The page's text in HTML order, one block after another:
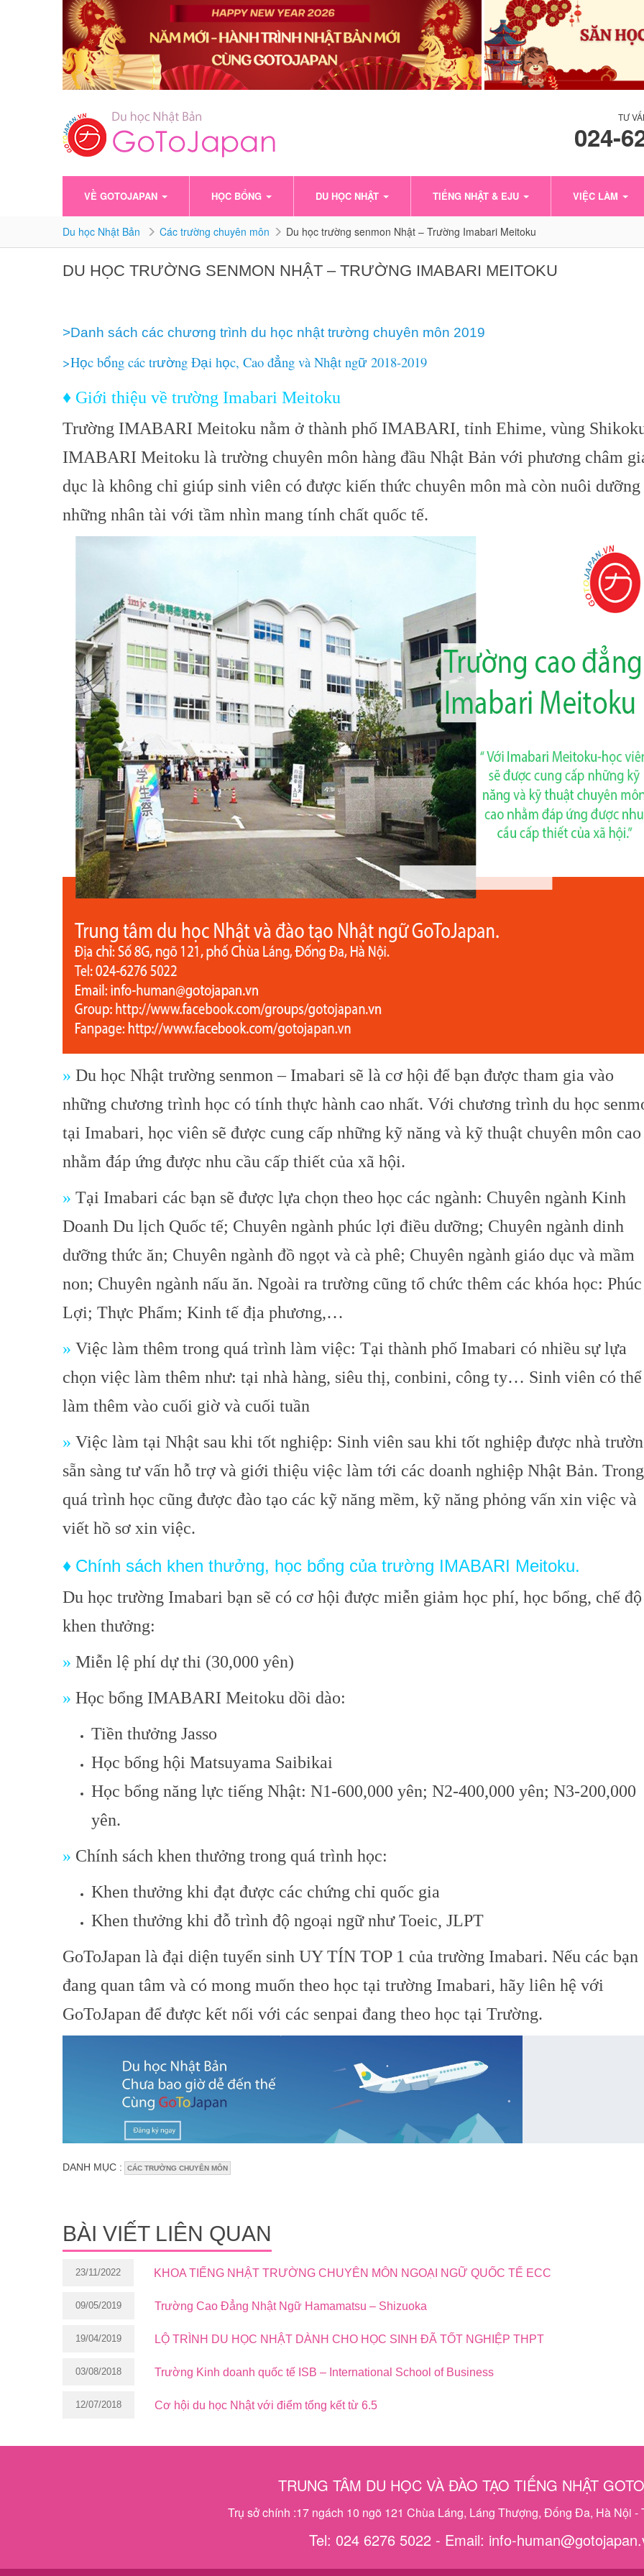
TƯ
024-
VỀ GOTOJAPAN HỌC BỔNG DU HỌC NHẬT TIẾNG NHẬT & EJU VIỆC LÀM
Du học Nhật Bản Các trường chuyên môn Du học trường senmon Nhật – Trường Imabari Meitoku
DU HỌC TRƯỜNG SENMON NHẬT – TRƯỜNG IMABARI MEITOKU
>Danh sách các chương trình du học nhật trường chuyên môn 2019
>Học bổng các trường Đại học, Cao đẳng và Nhật ngữ 2018-2019
♦ Giới thiệu về trường Imabari Meitoku
Trường IMABARI Meitoku nằm ở thành phố IMABARI, tỉnh Ehime, vùng
IMABARI Meitoku là trường chuyên môn hàng đầu Nhật Bản với phương châm
dục là không chỉ giúp sinh viên có được kiến thức chuyên môn mà còn nuôi dưỡng
những nhân tài với tầm nhìn mang tính chất quốc tế.
» Du học Nhật trường senmon – Imabari sẽ là cơ hội để bạn được tham gia vào
những chương trình học có tính thực hành cao nhất. Với chương trình du học
tại Imabari, học viên sẽ được cung cấp những kỹ năng và kỹ thuật chuyên môn cao
nhằm đáp ứng được nhu cầu cấp thiết của xã hội.
» Tại Imabari các bạn sẽ được lựa chọn theo học các ngành: Chuyên ngành Kinh
Doanh Du lịch Quốc tế; Chuyên ngành phúc lợi điều dưỡng; Chuyên ngành dinh
dưỡng thức ăn; Chuyên ngành đồ ngọt và cà phê; Chuyên ngành giáo dục và mầm
non; Chuyên ngành nấu ăn. Ngoài ra trường cũng tổ chức thêm các khóa học: Phúc
Lợi; Thực Phẩm; Kinh tế địa phương,…
» Việc làm thêm trong quá trình làm việc: Tại thành phố Imabari có nhiều sự lựa
chọn việc làm thêm như: tại nhà hàng, siêu thị, conbini, công ty… Sinh viên có thể
làm thêm vào cuối giờ và cuối tuần
» Việc làm tại Nhật sau khi tốt nghiệp: Sinh viên sau khi tốt nghiệp được nhà
sẵn sàng tư vấn hỗ trợ và giới thiệu việc làm tới các doanh nghiệp Nhật Bản. Trong
quá trình học cũng được đào tạo các kỹ năng mềm, kỹ năng phỏng vấn xin việc và
viết hồ sơ xin việc.
♦ Chính sách khen thưởng, học bổng của trường IMABARI Meitoku.
Du học trường Imabari bạn sẽ có cơ hội được miễn giảm học phí, học bổng, chế độ
khen thưởng:
» Miễn lệ phí dự thi (30,000 yên)
» Học bổng IMABARI Meitoku dồi dào:
Tiền thưởng Jasso
Học bổng hội Matsuyama Saibikai
Học bổng năng lực tiếng Nhật: N1-600,000 yên; N2-400,000 yên; N3-200,000
yên.
» Chính sách khen thưởng trong quá trình học:
Khen thưởng khi đạt được các chứng chỉ quốc gia
Khen thưởng khi đỗ trình độ ngoại ngữ như Toeic, JLPT
GoToJapan là đại diện tuyển sinh UY TÍN TOP 1 của trường Imabari. Nếu các bạn
đang quan tâm và có mong muốn theo học tại trường Imabari, hãy liên hệ với
GoToJapan để được kết nối với các senpai đang theo học tại Trường.
DANH MỤC : CÁC TRƯỜNG CHUYÊN MÔN
BÀI VIẾT LIÊN QUAN
23/11/2022 KHOA TIẾNG NHẬT TRƯỜNG CHUYÊN MÔN NGOẠI NGỮ QUỐC TẾ ECC
09/05/2019 Trường Cao Đẳng Nhật Ngữ Hamamatsu – Shizuoka
19/04/2019 LỘ TRÌNH DU HỌC NHẬT DÀNH CHO HỌC SINH ĐÃ TỐT NGHIỆP THPT
03/08/2018 Trường Kinh doanh quốc tế ISB – International School of Business
12/07/2018 Cơ hội du học Nhật với điểm tổng kết từ 6.5
TRUNG TÂM DU HỌC VÀ ĐÀO TẠO TIẾNG NHẬT
Trụ sở chính :17 ngách 10 ngõ 121 Chùa Láng, Láng Thượng, Đống Đa, Hà Nội -
Tel: 024 6276 5022 - Email: info-